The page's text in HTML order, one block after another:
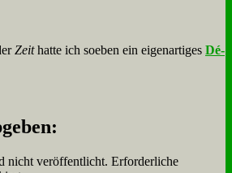
Zeithat­te ich so­eben ein ei­gen­ar­ti­ges Dé­
nicht veröffentlicht. Erforderliche